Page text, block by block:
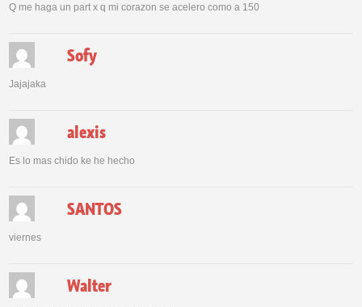
Q me haga un part x q mi corazon se acelero como a 150
Sofy
Jajajaka
alexis
Es lo mas chido ke he hecho
SANTOS
viernes
Walter